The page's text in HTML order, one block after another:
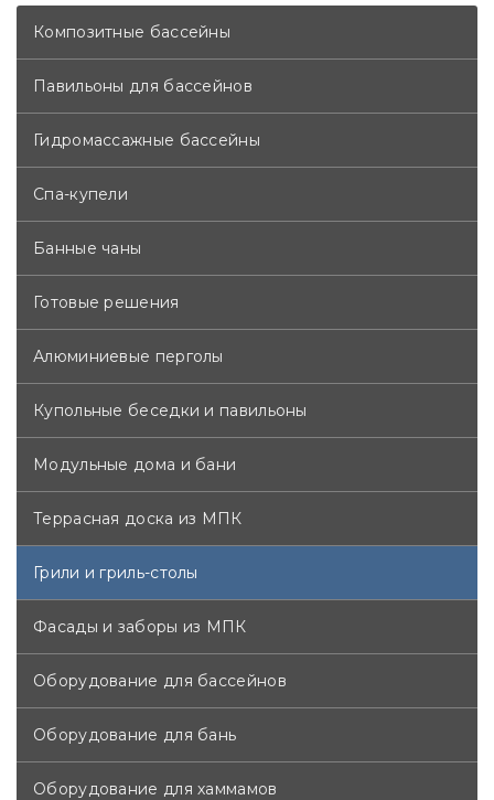
Композитные бассейны
Павильоны для бассейнов
Гидромассажные бассейны
Спа-купели
Банные чаны
Готовые решения
Алюминиевые перголы
Купольные беседки и павильоны
Модульные дома и бани
Террасная доска из МПК
Грили и гриль-столы
Фасады и заборы из МПК
Оборудование для бассейнов
Оборудование для бань
Оборудование для хаммамов